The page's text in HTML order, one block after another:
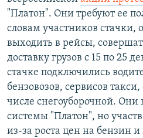
"Платон". Они требуют ее
словам участников
выходить в рейсы,
доставку грузов с 15 по 25
стачке подключились
бензовозов, сервисов
числе снегоуборочной.
системы "Платон", но
из-за роста цен на бензин и